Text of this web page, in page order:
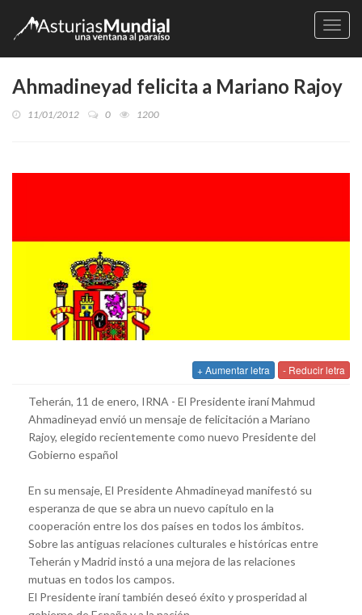
Ahmadineyad felicita a Mariano Rajoy
11/01/2012 0 1200
+ Aumentar letra - Reducir letra
Teherán, 11 de enero, IRNA - El Presidente iraní Mahmud
Ahmadineyad envió un mensaje de felicitación a Mariano
Rajoy, elegido recientemente como nuevo Presidente del
Gobierno español
En su mensaje, El Presidente Ahmadineyad manifestó su
esperanza de que se abra un nuevo capítulo en la
cooperación entre los dos países en todos los ámbitos.
Sobre las antiguas relaciones culturales e históricas entre
Teherán y Madrid instó a una mejora de las relaciones
mutuas en todos los campos.
El Presidente iraní también deseó éxito y prosperidad al